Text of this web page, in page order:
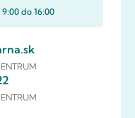
do 16:00